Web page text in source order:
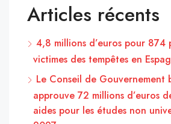
Articles récents
4,8 millions d’euros pour 874
victimes des tempêtes en
Le Conseil de Gouvernement
approuve 72 millions d’euros
aides pour les études non